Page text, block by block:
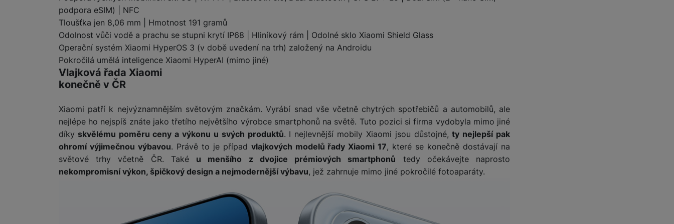
podpora eSIM) | NFC
Tloušťka jen 8,06 mm | Hmotnost 191 gramů
Odolnost vůči vodě a prachu se stupni krytí IP68 | Hliníkový rám | Odolné sklo Xiaomi Shield Glass
Operační systém Xiaomi HyperOS 3 (v době uvedení na trh) založený na Androidu
Pokročilá umělá inteligence Xiaomi HyperAI (mimo jiné)
Vlajková řada Xiaomi
konečně v ČR
Xiaomi patří k nejvýznamnějším světovým značkám. Vyrábí snad vše včetně chytrých spotřebičů a automobilů, ale
nejlépe ho nejspíš znáte jako třetího největšího výrobce smartphonů na světě. Tuto pozici si firma vydobyla mimo jiné
díky skvělému poměru ceny a výkonu u svých produktů. I nejlevnější mobily Xiaomi jsou důstojné,ty nejlepší pak
ohromí výjimečnou výbavou. Právě to je případ vlajkových modelů řady Xiaomi 17, které se konečně dostávají na
světové trhy včetně ČR. Také u menšího z dvojice prémiových smartphonů tedy očekávejte naprosto
nekompromisní výkon, špičkový design a nejmodernější výbavu, jež zahrnuje mimo jiné pokročilé fotoaparáty.